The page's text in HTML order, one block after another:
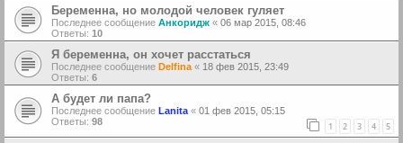
Беременна, но молодой человек гуляет
Последнее сообщение Анкоридж « 06 мар 2015, 08:46
Ответы: 10
Я беременна, он хочет расстаться
Последнее сообщение Delfina « 18 фев 2015, 23:49
Ответы: 6
А будет ли папа?
Последнее сообщение Lanita « 01 фев 2015, 05:15
Ответы: 98 1 2 3 4 5